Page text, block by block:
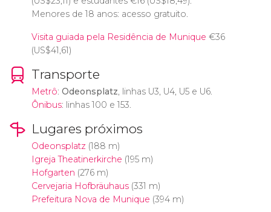
Menores de 18 anos: acesso gratuito.
Visita guiada pela Residência de Munique €36
(US$41,61)
Transporte
Metrô: Odeonsplatz, linhas U3, U4, U5 e U6.
Ônibus: linhas 100 e 153.
Lugares próximos
Odeonsplatz (188 m)
Igreja Theatinerkirche (195 m)
Hofgarten (276 m)
Cervejaria Hofbräuhaus(331 m)
Prefeitura Nova de Munique (394 m)